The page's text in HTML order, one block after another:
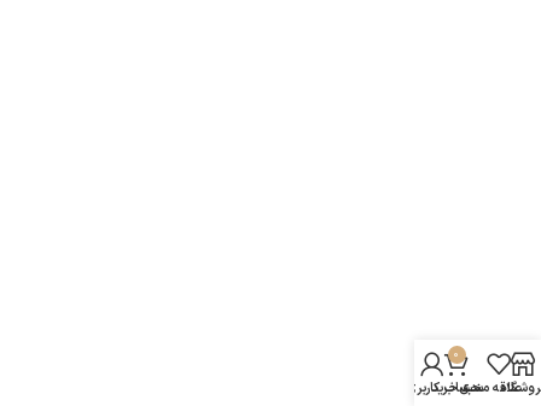
علاقه مندی
0
سبد خرید
حساب کاربری من